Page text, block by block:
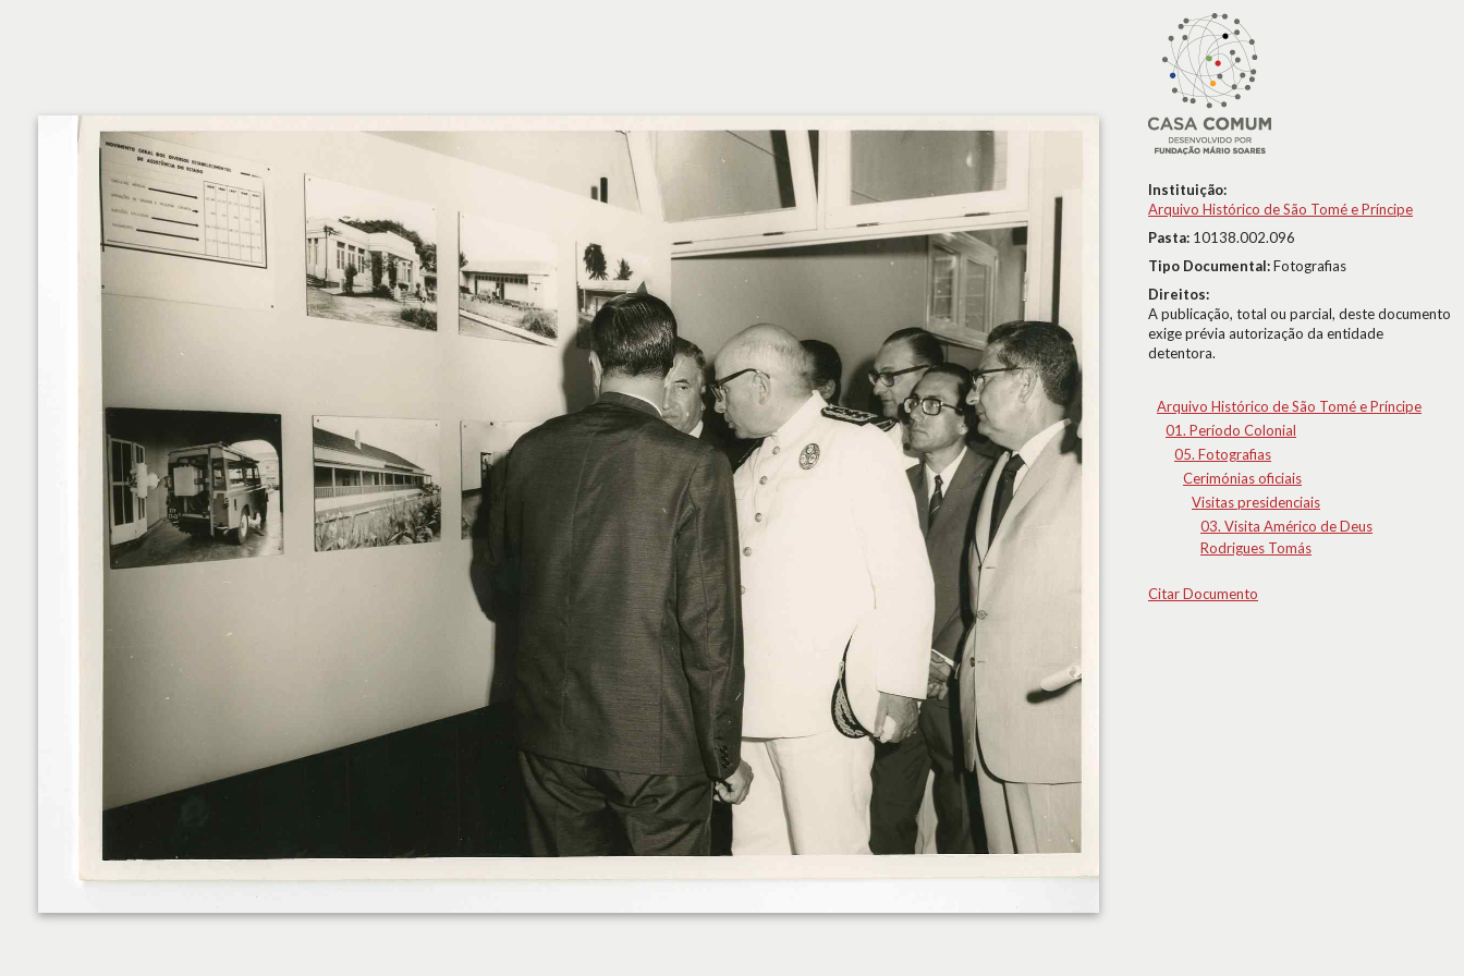
Instituição:
Arquivo Histórico de São Tomé e Príncipe
Pasta: 10138.002.096
Tipo Documental:Fotografias
Direitos:
A publicação, total ou parcial, deste documento
exige prévia autorização da entidade
detentora.
Arquivo Histórico de São Tomé e Príncipe
01. Período Colonial
05. Fotografias
Cerimónias oficiais
Visitas presidenciais
03. Visita Américo de Deus
Rodrigues Tomás
Citar Documento